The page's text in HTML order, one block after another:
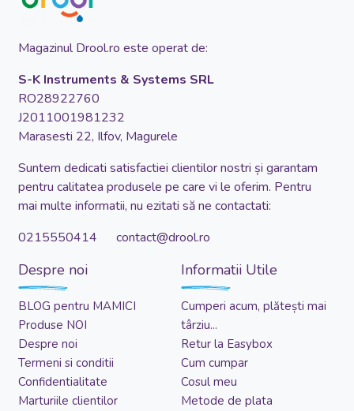
Magazinul Drool.ro este operat de:
S-K Instruments & Systems SRL
RO28922760
J2011001981232
Marasesti 22, Ilfov, Magurele
Suntem dedicati satisfactiei clientilor nostri și garantam
pentru calitatea produsele pe care vi le oferim. Pentru
mai multe informatii, nu ezitati să ne contactati:
0215550414 contact@drool.ro
Despre noi
BLOG pentru MAMICI
Produse NOI
Despre noi
Termeni si conditii
Confidentialitate
Marturiile clientilor
Informatii Utile
Cumperi acum, plătești mai
târziu...
Retur la Easybox
Cum cumpar
Cosul meu
Metode de plata